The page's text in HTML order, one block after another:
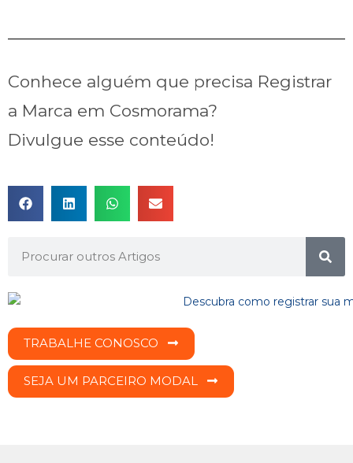
Conhece alguém que precisa Registrar
a Marca em Cosmorama?
Divulgue esse conteúdo!
TRABALHE CONOSCO
SEJA UM PARCEIRO MODAL